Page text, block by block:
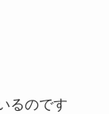
るのです